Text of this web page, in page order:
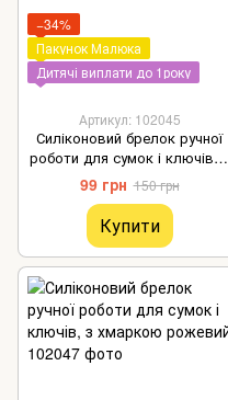
−34%
Пакунок Малюка
Дитячі виплати до 1року
Артикул: 102045
Силіконовий брелок ручної
роботи для сумок і ключів, з
пандою сірий
99 грн 150 грн
Купити